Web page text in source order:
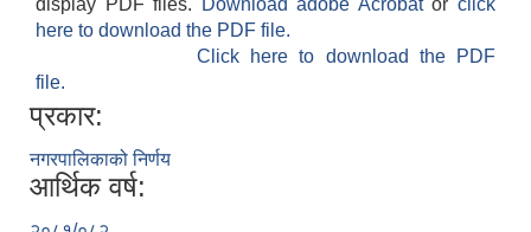
display PDF files.
Download adobe Acrobatorclick
here to download the PDF file.
Click here to download the PDF
file.
प्रकार:
नगरपालिकाको निर्णय
आर्थिक वर्ष: